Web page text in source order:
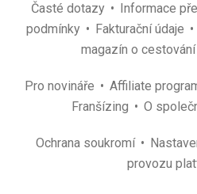
Časté dotazy Informace
podmínky
Fakturační údaje
magazín o cestování
Pro novináře Affiliate
Franšízing
O
Ochrana soukromí
provozu